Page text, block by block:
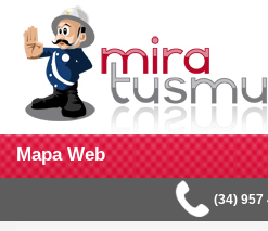
Mapa Web
(34) 957